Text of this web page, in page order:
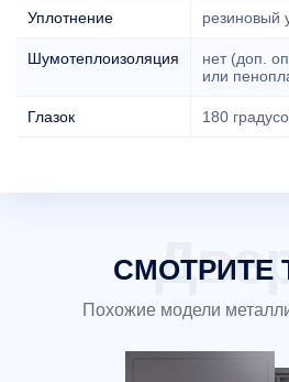
Уплотнение резиновый
Шумотеплоизоляция
нет (доп.
или
Глазок 180
СМОТРИТЕ
Похожие модели